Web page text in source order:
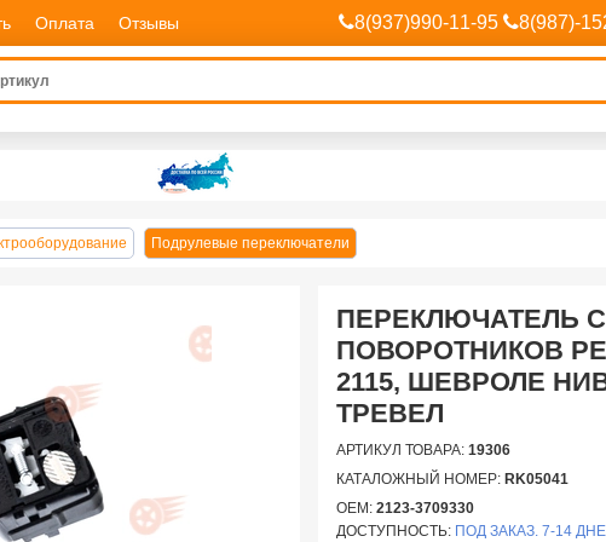
Оплата Отзывы 8(937)990-11-95 8(987)-
Подрулевые переключатели
ПЕРЕКЛЮЧАТЕЛЬ
ПОВОРОТНИКОВ
2115, ШЕВРОЛЕ
ТРЕВЕЛ
АРТИКУЛ ТОВАРА: 19306
КАТАЛОЖНЫЙ НОМЕР: RK05041
OEM: 2123-3709330
ДОСТУПНОСТЬ: ПОД ЗАКАЗ. 7-14